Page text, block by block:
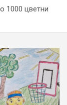
1000 цветни